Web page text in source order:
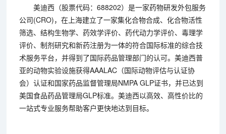
美迪西（股票代码：688202）是一家药物研发外包服务
公司(CRO)，在上海建立了一家集化合物合成、化合物活性
筛选、结构生物学、药效学评价、药代动力学评价、毒理学
评价、制剂研究和新药注册为一体的符合国际标准的综合技
术服务平台，并得到了国际药品管理部门的认可。美迪西普
亚的动物实验设施获得AAALAC（国际动物评估与认证协
会）认证和国家药品监督管理局NMPA GLP证书，并已达到
美国食品药品管理局GLP标准。美迪西以高效、高性价比的
一站式专业服务帮助客户更快地达到目标。